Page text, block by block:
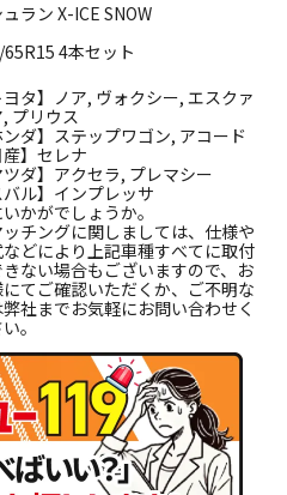
ラン X-ICE SNOW
4本セット
ヨタ】ノア, ヴォクシー, エスクァ
プリウス
ンダ】ステップワゴン, アコード
産】セレナ
ツダ】アクセラ, プレマシー
バル】インプレッサ
かがでしょうか。
チングに関しましては、仕様や
どにより上記車種すべてに取付
ない場合もございますので、お
てご確認いただくか、ご不明な
社までお気軽にお問い合わせく
。